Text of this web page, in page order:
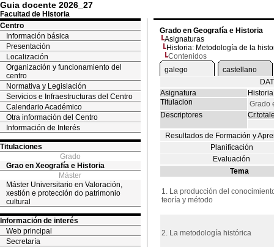
Guia docente 2026_27
Facultad de Historia
Centro
Información básica
Presentación
Localización
Organización y funcionamiento del
centro
Normativa y Legislación
Servicios e Infraestructuras del Centro
Calendario Académico
Otra información del Centro
Información de Interés
Titulaciones
Grado
Grao en Xeografía e Historia
Máster
Máster Universitario en Valoración,
xestión e protección do patrimonio
cultural
Información de interés
Web principal
Secretaría
Grado en Geografía e Historia
Asignaturas
Historia: Metodología de la
Contenidos
galego
castellano
Asignatura
Titulacion
Grado
Descriptores
Resultados de Formación y
Planificación
Evaluación
Tema
1. La producción del
teoría y método
2. La metodología histórica